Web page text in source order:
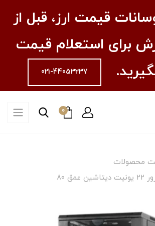
قیمت ارز، قبل از
برای استعلام قیمت
021-44053237
0
محصولات
۸۰